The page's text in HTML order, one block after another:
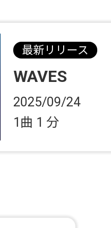
最新リリース
WAVES
2025/09/24
1曲 1 分